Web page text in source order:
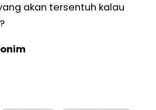
akan tersentuh kalau